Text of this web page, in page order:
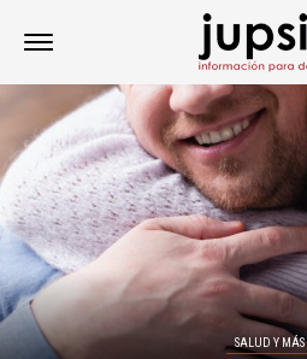
SALUD Y MÁS